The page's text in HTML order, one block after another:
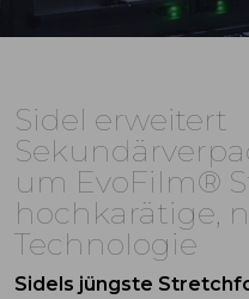
Sidel erweitert
um EvoFilm®
hochkarätige,
Technologie
Sidels jüngste